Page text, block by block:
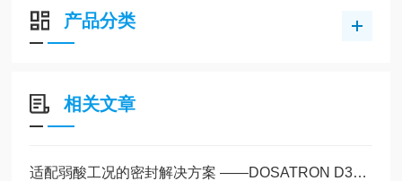
产品分类
相关文章
适配弱酸工况的密封解决方案 ——DOSATRON D3RE10AF AF 密封体系技术解析